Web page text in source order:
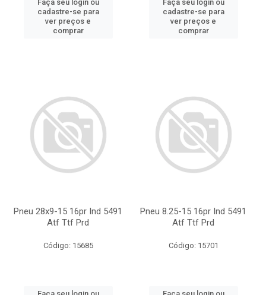
Faça seu login ou
cadastre-se para
ver preços e
comprar
Faça seu login ou
cadastre-se para
ver preços e
comprar
Pneu 28x9-15 16pr Ind 5491
Atf Ttf Prd
Código: 15685
Pneu 8.25-15 16pr Ind 5491
Atf Ttf Prd
Código: 15701